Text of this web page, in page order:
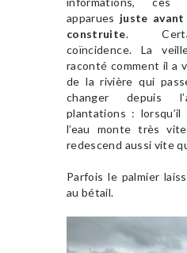
apparues juste
construite.
coïncidence. La
raconté comment il a
de la rivière qui
changer depuis
plantations :
l’eau monte très
redescend aussi vite
Parfois le palmier
au bétail.